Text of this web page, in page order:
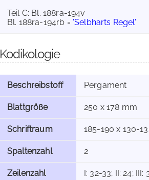
Teil C: Bl. 188ra-194v
Bl. 188ra-194rb = 'Selbharts Regel'
Kodikologie
Beschreibstoff Pergament
Blattgröße 250 x 178 mm
Schriftraum 185-190 x 130-
Spaltenzahl 2
Zeilenzahl I: 32-33; II: 24; III: